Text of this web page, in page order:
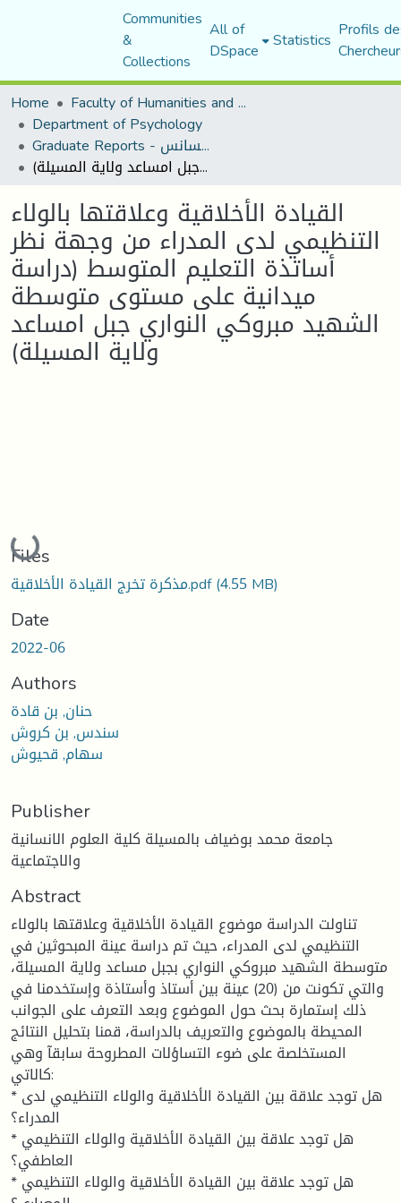
Communities
&
Collections
All of
DSpace Statistics Profils
Home
Faculty of Humanities and Social Sciences
Department of Psychology
Graduate Reports - تقارير الليسانس
القيادة الأخلاقية وعلاقتها بالولاء التنظيمي لدى المدراء من وجهة نظر أساتذة التعليم المتوسط (دراسة ميدانية على مستوى متوسطة الشهيد مبروكي النواري جبل امساعد ولاية المسيلة)
القيادة الأخلاقية وعلاقتها بالولاء
التنظيمي لدى المدراء من وجهة نظر
أساتذة التعليم المتوسط (دراسة
ميدانية على مستوى متوسطة
الشهيد مبروكي النواري جبل امساعد
ولاية المسيلة)
Loading...
Files
مذكرة تخرج القيادة الأخلاقية.pdf(4.55 MB)
Date
2022-06
Authors
حنان, بن قادة
سندس, بن كروش
سهام, قحيوش
Publisher
جامعة محمد بوضياف بالمسيلة كلية العلوم الانسانية
والاجتماعية
Abstract
تناولت الدراسة موضوع القيادة الأخلاقية وعلاقتها بالولاء
التنظيمي لدى المدراء، حيث تم دراسة عينة المبحوثين في
متوسطة الشهيد مبروكي النواري بجبل مساعد ولاية المسيلة،
والتي تكونت من (20) عينة بين أستاذ وأستاذة وإستخدمنا في
ذلك إستمارة بحث حول الموضوع وبعد التعرف على الجوانب
المحيطة بالموضوع والتعريف بالدراسة، قمنا بتحليل النتائج
المستخلصة على ضوء التساؤلات المطروحة سابقآ وهي
كالاتي:
* هل توجد علاقة بين القيادة الأخلاقية والولاء التنظيمي لدى
المدراء؟
* هل توجد علاقة بين القيادة الأخلاقية والولاء التنظيمي
العاطفي؟
* هل توجد علاقة بين القيادة الأخلاقية والولاء التنظيمي